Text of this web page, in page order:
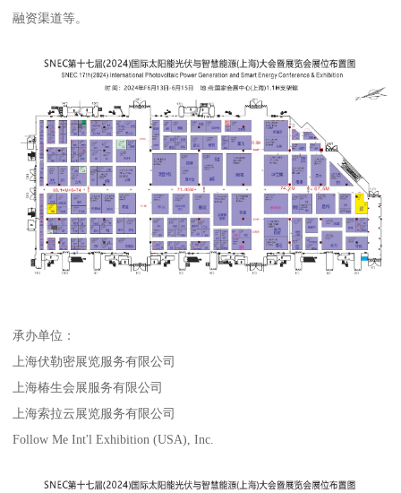
融资渠道等。
承办单位：
上海伏勒密展览服务有限公司
上海椿生会展服务有限公司
上海索拉云展览服务有限公司
Follow Me Int'l Exhibition (USA), Inc.